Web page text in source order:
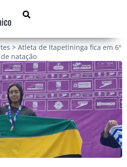
> Atleta de Itapetininga fica em 6º
natação